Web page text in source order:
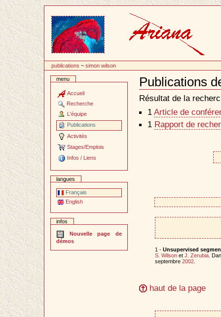
contenu
publications ~simon wilson
menu
Accueil
Recherche
L'équipe
Publications
Activités
Stages/Emplois
Infos / Liens
langues
Français
English
infos
Nouvelle page de
démos
Publications
Document
Actions
Résultat de la
1 Article de
1 Rapport de
1 - Unsupervised
S. Wilsonet J. Zerubia.
septembre 2002.
haut de la page